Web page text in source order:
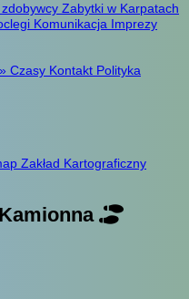
Zabytki w Karpatach
Komunikacja Imprezy
Czasy Kontakt Polityka